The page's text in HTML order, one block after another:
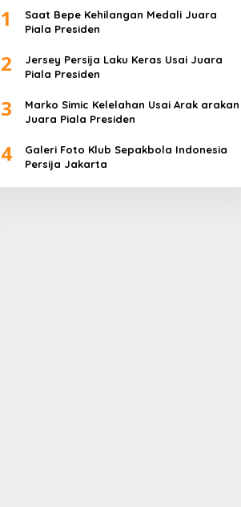
1
Saat Bepe Kehilangan Medali Juara
Piala Presiden
2
Jersey Persija Laku Keras Usai Juara
Piala Presiden
3
Marko Simic Kelelahan Usai Arak arakan
Juara Piala Presiden
4
Galeri Foto Klub Sepakbola Indonesia
Persija Jakarta